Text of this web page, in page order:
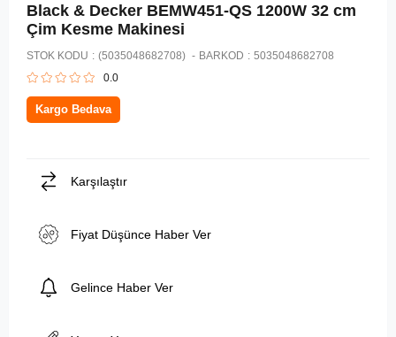
Black & Decker BEMW451-QS 1200W 32 cm
Çim Kesme Makinesi
STOK KODU (5035048682708) BARKOD : 5035048682708
0.0
Kargo Bedava
Karşılaştır
Fiyat Düşünce Haber Ver
Gelince Haber Ver